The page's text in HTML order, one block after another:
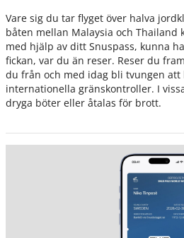
Vare sig du tar flyget över halva
båten mellan Malaysia och Thailand
med hjälp av ditt Snuspass, kunna
fickan, var du än reser. Reser du
du från och med idag bli tvungen
internationella gränskontroller. I
dryga böter eller åtalas för brott.